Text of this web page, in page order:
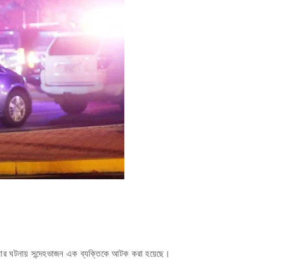
ঘটনায় সন্দেহভাজন এক ব্যক্তিকে আটক করা হয়েছে।